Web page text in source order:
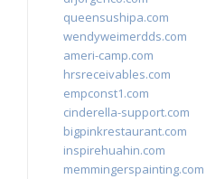
queensushipa.com
wendyweimerdds.com
ameri-camp.com
hrsreceivables.com
empconst1.com
cinderella-support.com
bigpinkrestaurant.com
inspirehuahin.com
memmingerspainting.com